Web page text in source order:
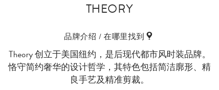
THEORY
品牌介绍 / 在哪里找到
Theory 创立于美国纽约，是后现代都市风时装品牌。
恪守简约奢华的设计哲学，其特色包括简洁廓形、精
良手艺及精准剪裁。